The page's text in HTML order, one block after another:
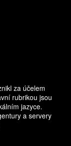
za účelem
rubrikou jsou
jazyce.
a servery